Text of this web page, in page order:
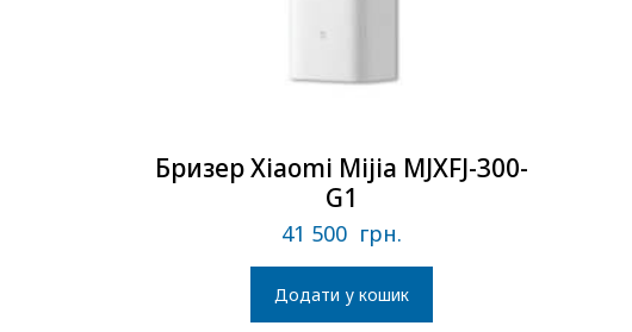
Бризер Xiaomi Mijia MJXFJ-300-
G1
41 500 грн.
Додати у кошик